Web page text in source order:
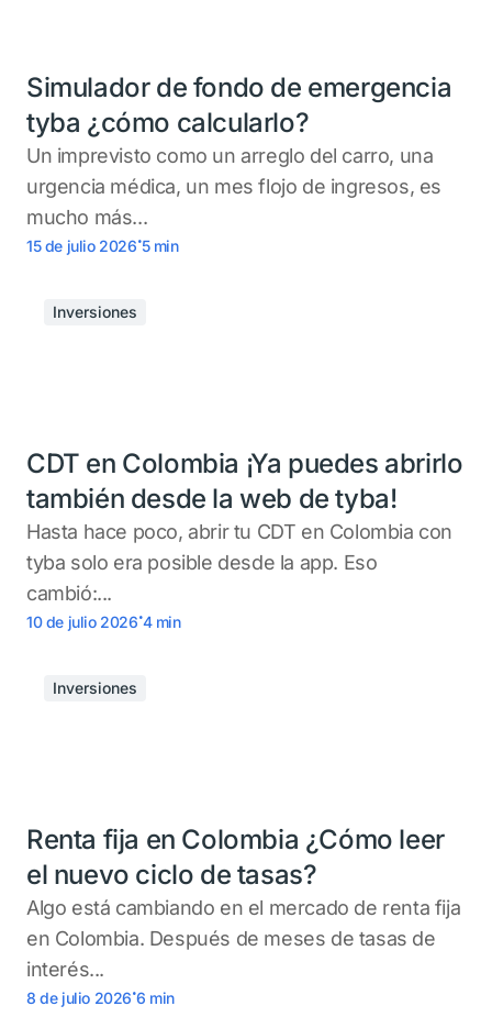
Simulador de fondo de emergencia
tyba ¿cómo calcularlo?
Un imprevisto como un arreglo del carro, una
urgencia médica, un mes flojo de ingresos, es
mucho más...
15 de julio 2026.5 min
Inversiones
CDT en Colombia ¡Ya puedes abrirlo
también desde la web de tyba!
Hasta hace poco, abrir tu CDT en Colombia con
tyba solo era posible desde la app. Eso
cambió:...
10 de julio 2026.4 min
Inversiones
Renta fija en Colombia ¿Cómo leer
el nuevo ciclo de tasas?
Algo está cambiando en el mercado de renta fija
en Colombia. Después de meses de tasas de
interés...
8 de julio 2026.6 min